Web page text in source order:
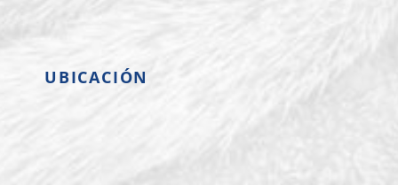
UBICACIÓN